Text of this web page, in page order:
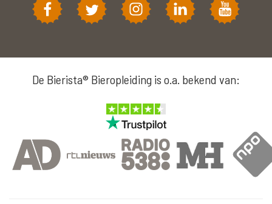
De Bierista® Bieropleiding is o.a. bekend van: